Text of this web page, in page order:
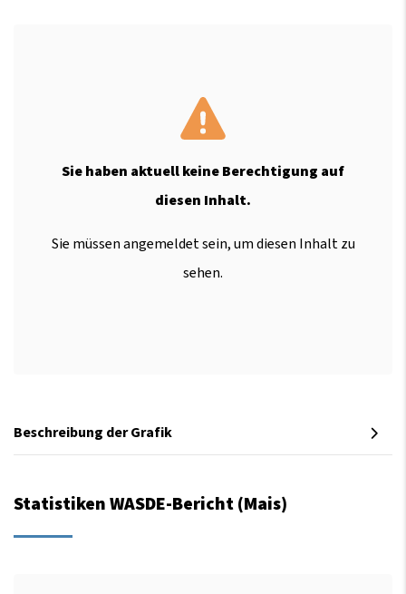
Sie haben aktuell keine Berechtigung auf
diesen Inhalt.
Sie müssen angemeldet sein, um diesen Inhalt zu
sehen.
Beschreibung der Grafik
Statistiken WASDE-Bericht (Mais)